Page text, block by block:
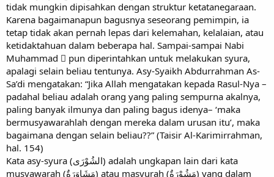
tidak mungkin dipisahkan dengan struktur ketatanegaraan.
Karena bagaimanapun bagusnya seseorang pemimpin, ia
tetap tidak akan pernah lepas dari kelemahan, kelalaian, atau
ketidaktahuan dalam beberapa hal. Sampai-sampai Nabi
Muhammad  pun diperintahkan untuk melakukan syura,
apalagi selain beliau tentunya. Asy-Syaikh Abdurrahman As-
Sa’di mengatakan: “Jika Allah mengatakan kepada Rasul-Nya –
padahal beliau adalah orang yang paling sempurna akalnya,
paling banyak ilmunya dan paling bagus idenya– ‘maka
bermusyawarahlah dengan mereka dalam urusan itu’, maka
bagaimana dengan selain beliau??” (Taisir Al-Karimirrahman,
hal. 154)
Kata asy-syura (الشُوْرَى) adalah ungkapan lain dari kata
musyawarah (مَشَاوَرَةٌ) atau masyurah (مَشُوْرَةٌ) yang dalam